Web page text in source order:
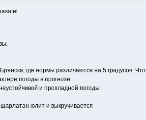
где нормы различаются на 5 градусов.
погоды в прогнозе.
и прохладной погоды
юлит и выкручивается